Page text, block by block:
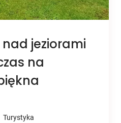
jeziorami
na
Turystyka